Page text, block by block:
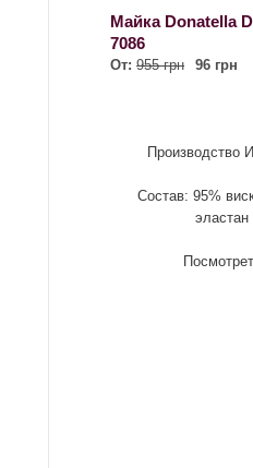
Майка Donatella
7086
От: 955 грн 96 грн
Производство
Состав: 95%
эластан